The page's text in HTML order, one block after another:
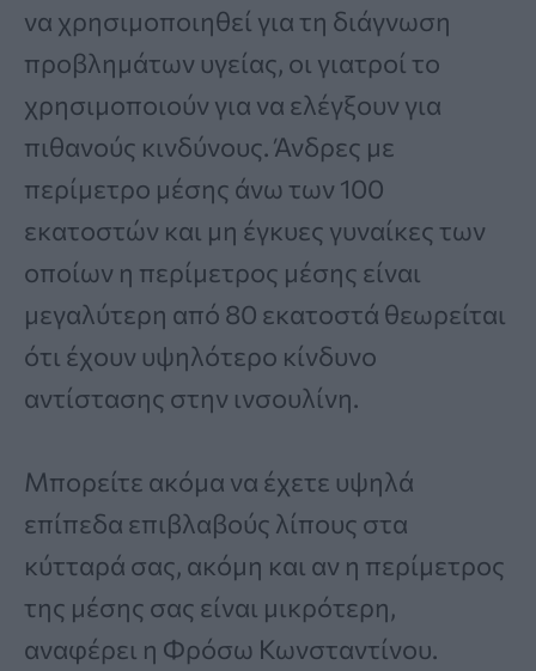
να χρησιμοποιηθεί για τη διάγνωση
προβλημάτων υγείας, οι γιατροί το
χρησιμοποιούν για να ελέγξουν για
πιθανούς κινδύνους. Άνδρες με
περίμετρο μέσης άνω των 100
εκατοστών και μη έγκυες γυναίκες των
οποίων η περίμετρος μέσης είναι
μεγαλύτερη από 80 εκατοστά θεωρείται
ότι έχουν υψηλότερο κίνδυνο
αντίστασης στην ινσουλίνη.
Μπορείτε ακόμα να έχετε υψηλά
επίπεδα επιβλαβούς λίπους στα
κύτταρά σας, ακόμη και αν η περίμετρος
της μέσης σας είναι μικρότερη,
αναφέρει η Φρόσω Κωνσταντίνου.